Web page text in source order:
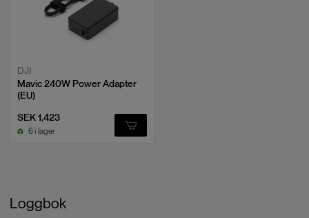
DJI
Mavic 240W Power Adapter
(EU)
SEK 1,423
6 i lager
Loggbok